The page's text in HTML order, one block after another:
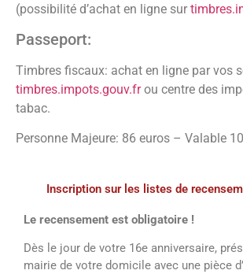
(possibilité d’achat en ligne sur
Passeport:
Timbres fiscaux: achat en ligne par vos
timbres.impots.gouv.frou centre des
tabac.
Personne Majeure: 86 euros – Valable
Inscription sur les listes de
Le recensement est obligatoire !
Dès le jour de votre 16e anniversaire,
mairie de votre domicile avec une pièce